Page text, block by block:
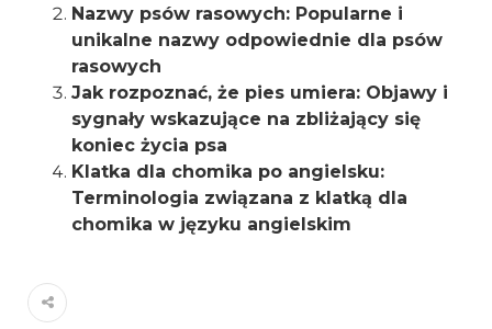
Nazwy psów rasowych: Popularne i
unikalne nazwy odpowiednie dla psów
rasowych
Jak rozpoznać, że pies umiera: Objawy i
sygnały wskazujące na zbliżający się
koniec życia psa
Klatka dla chomika po angielsku:
Terminologia związana z klatką dla
chomika w języku angielskim